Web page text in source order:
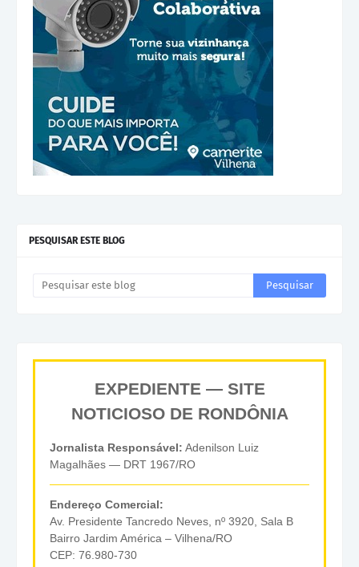
PESQUISAR ESTE BLOG
EXPEDIENTE — SITE
NOTICIOSO DE RONDÔNIA
Jornalista Responsável: Adenilson Luiz
Magalhães — DRT 1967/RO
Endereço Comercial:
Av. Presidente Tancredo Neves, nº 3920, Sala B
Bairro Jardim América – Vilhena/RO
CEP: 76.980-730